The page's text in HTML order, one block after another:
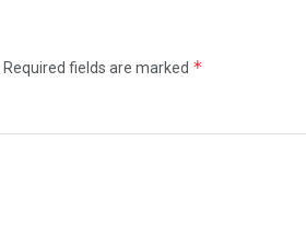
Required fields are marked *